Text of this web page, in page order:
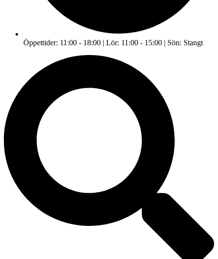
Öppettider: 11:00 - 18:00 | Lör: 11:00 - 15:00 | Sön: Stangt